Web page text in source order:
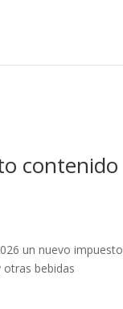
contenido
un nuevo impuesto
bebidas